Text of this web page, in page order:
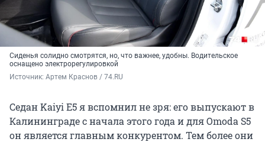
Сиденья солидно смотрятся, но, что важнее, удобны. Водительское
оснащено электрорегулировкой
Источник: Артем Краснов / 74.RU
Седан Kaiyi E5 я вспомнил не зря: его выпускают в
Калининграде с начала этого года и для Omoda S5
он является главным конкурентом. Тем более они